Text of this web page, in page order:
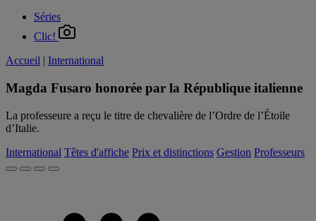
Séries
Clic!
Accueil | International
Magda Fusaro honorée par la République italienne
La professeure a reçu le titre de chevalière de l’Ordre de l’Étoile
d’Italie.
International Têtes d'affiche Prix et distinctions Gestion Professeurs